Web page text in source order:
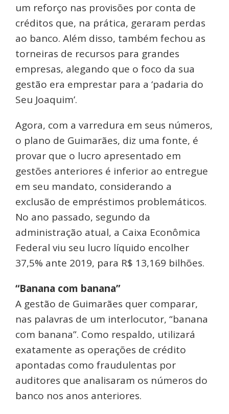
um reforço nas provisões por conta de
créditos que, na prática, geraram perdas
ao banco. Além disso, também fechou as
torneiras de recursos para grandes
empresas, alegando que o foco da sua
gestão era emprestar para a ‘padaria do
Seu Joaquim’.
Agora, com a varredura em seus números,
o plano de Guimarães, diz uma fonte, é
provar que o lucro apresentado em
gestões anteriores é inferior ao entregue
em seu mandato, considerando a
exclusão de empréstimos problemáticos.
No ano passado, segundo da
administração atual, a Caixa Econômica
Federal viu seu lucro líquido encolher
37,5% ante 2019, para R$ 13,169 bilhões.
“Banana com banana”
A gestão de Guimarães quer comparar,
nas palavras de um interlocutor, “banana
com banana”. Como respaldo, utilizará
exatamente as operações de crédito
apontadas como fraudulentas por
auditores que analisaram os números do
banco nos anos anteriores.